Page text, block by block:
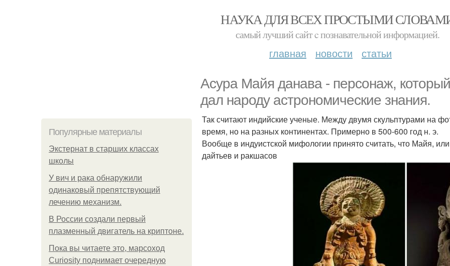
НАУКА ДЛЯ ВСЕХ ПРОСТЫМИ
самый лучший сайт c познавательной информацией.
главная новости статьи
Асура Майя данава - персонаж,
дал народу астрономические знания.
Популярные материалы
Экстернат в старших классах
школы
У вич и рака обнаружили
одинаковый препятствующий
лечению механизм.
В России создали первый
плазменный двигатель на криптоне.
Пока вы читаете это, марсоход
Curiosity поднимает очередную
Так считают индийские ученые. Между двумя скульптурами на
время, но на разных континентах. Примерно в 500-600 год н. э.
Вообще в индуистской мифологии принято считать, что Майя,
дайтьев и ракшасов